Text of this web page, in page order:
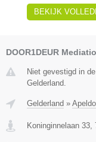
BEKIJK
DOOR1DEUR
Niet gevestigd in
Gelderland.
Gelderland »
Koninginnelaan 33